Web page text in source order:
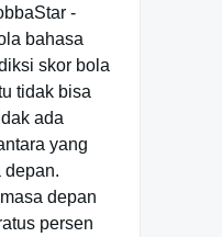
-
bahasa
skor bola
tidak bisa
ada
yang
depan.
depan
persen